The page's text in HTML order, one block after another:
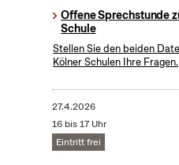
Offene Sprechstunde
Schule
Stellen Sie den beiden
Kölner Schulen Ihre Fragen.
27.4.2026
16 bis 17 Uhr
Eintritt frei